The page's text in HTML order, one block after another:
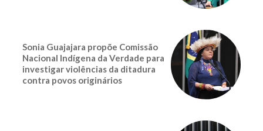
Sonia Guajajara propõe Comissão
Nacional Indígena da Verdade para
investigar violências da ditadura
contra povos originários